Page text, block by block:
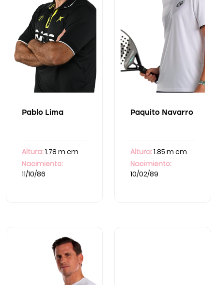
Pablo Lima
Altura:1.78 m cm
Nacimiento:
11/10/86
Paquito Navarro
Altura:1.85 m cm
Nacimiento:
10/02/89